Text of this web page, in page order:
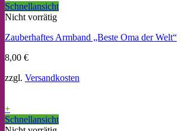
Schnellansicht
Nicht vorrätig
Zauberhaftes Armband „Beste Oma der Welt“
8,00 €
zzgl. Versandkosten
+
Schnellansicht